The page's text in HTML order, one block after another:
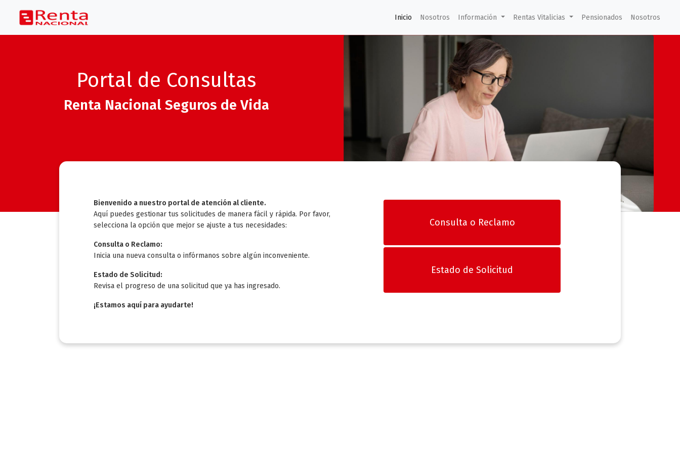
Inicio Nosotros Información Rentas Vitalicias Pensionados Nosotros
Portal de Consultas
Renta Nacional Seguros de Vida
Bienvenido a nuestro portal de atención al cliente.
Aquí puedes gestionar tus solicitudes de manera fácil y rápida. Por favor,
selecciona la opción que mejor se ajuste a tus necesidades:
Consulta o Reclamo:
Inicia una nueva consulta o infórmanos sobre algún inconveniente.
Estado de Solicitud:
Revisa el progreso de una solicitud que ya has ingresado.
¡Estamos aquí para ayudarte!
Consulta o Reclamo
Estado de Solicitud